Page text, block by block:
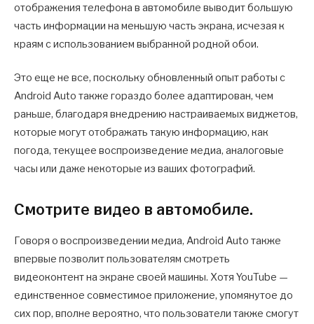
отображения телефона в автомобиле выводит большую
часть информации на меньшую часть экрана, исчезая к
краям с использованием выбранной родной обои.
Это еще не все, поскольку обновленный опыт работы с
Android Auto также гораздо более адаптирован, чем
раньше, благодаря внедрению настраиваемых виджетов,
которые могут отображать такую информацию, как
погода, текущее воспроизведение медиа, аналоговые
часы или даже некоторые из ваших фотографий.
Смотрите видео в автомобиле.
Говоря о воспроизведении медиа, Android Auto также
впервые позволит пользователям смотреть
видеоконтент на экране своей машины. Хотя YouTube —
единственное совместимое приложение, упомянутое до
сих пор, вполне вероятно, что пользователи также смогут